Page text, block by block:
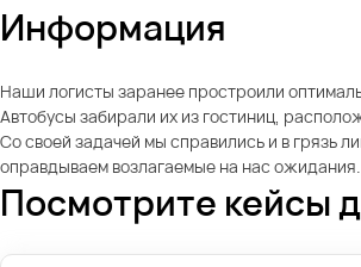
Информация
Наши логисты заранее простроили
Автобусы забирали их из гостиниц,
Со своей задачей мы справились и в грязь
оправдываем возлагаемые на нас ожидания.
Посмотрите кейсы